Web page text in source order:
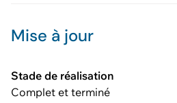
Mise à jour
Stade de réalisation
Complet et terminé